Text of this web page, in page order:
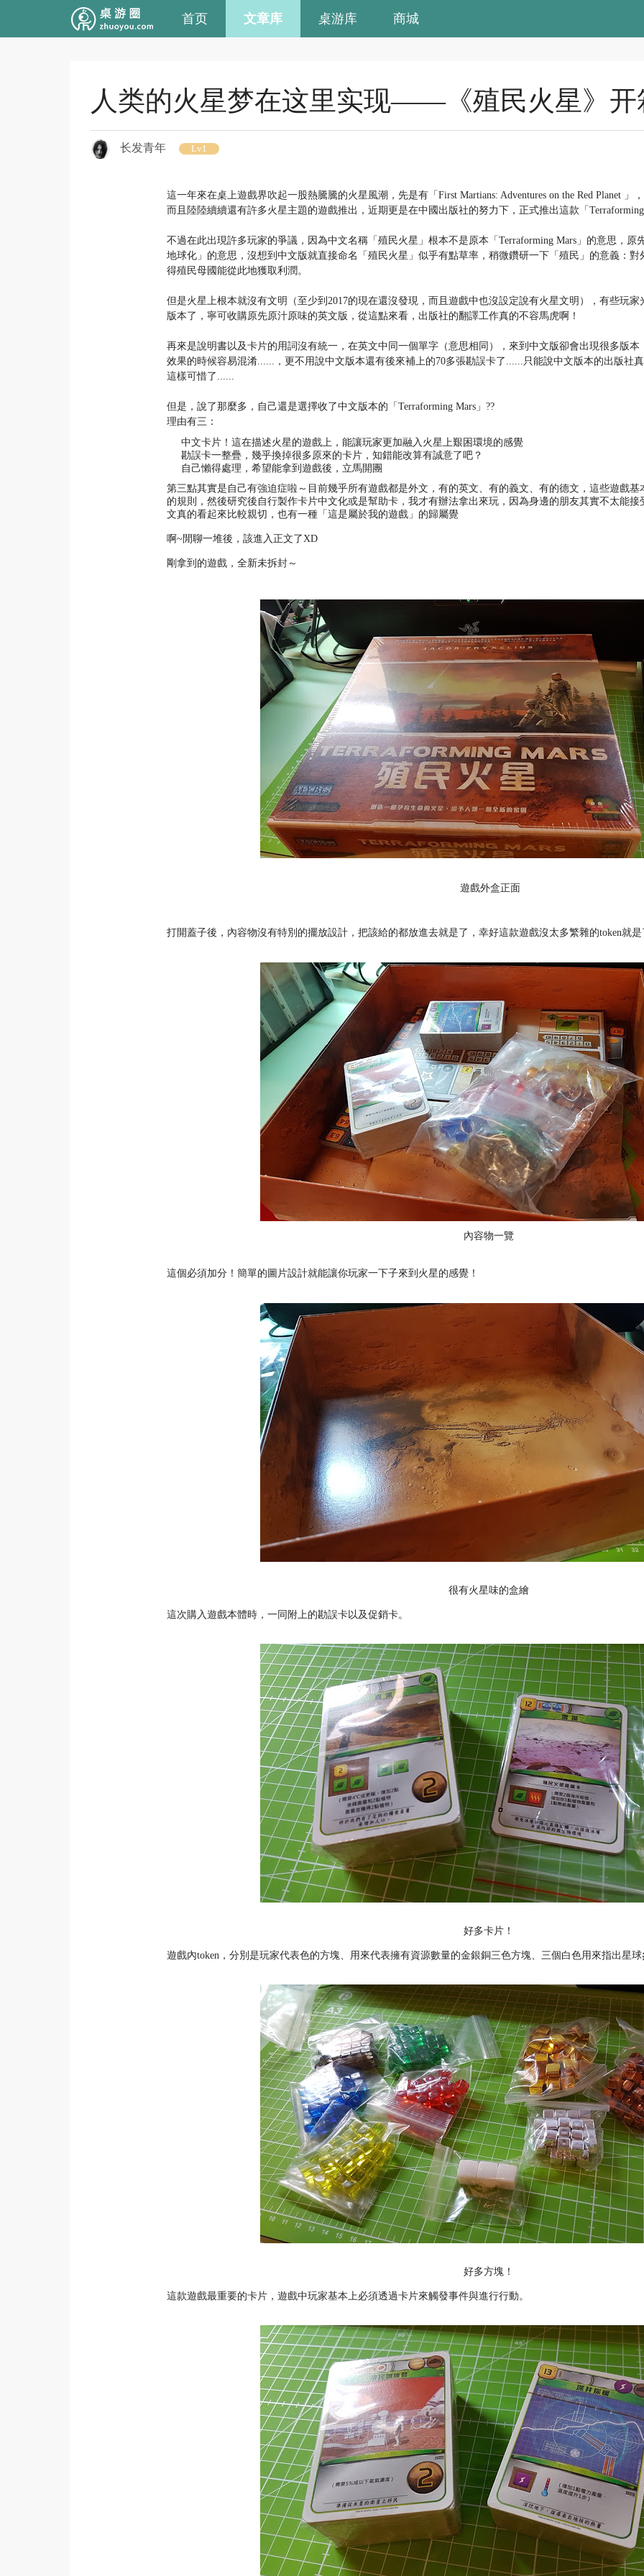
首页 文章库 桌游库 商城
人类的火星梦在这里实现——《殖民火星》开
长发青年 Lv1
這一年來在桌上遊戲界吹起一股熱騰騰的火星風潮，先是有「First Martians: Adventures on the Red Planet 」
而且陸陸續續還有許多火星主題的遊戲推出，近期更是在中國出版社的努力下，正式推出這款「
不過在此出現許多玩家的爭議，因為中文名稱「殖民火星」根本不是原本「Terraforming Mars」的意思，原
地球化」的意思，沒想到中文版就直接命名「殖民火星」似乎有點草率，稍微鑽研一下「殖民」的意義：
得殖民母國能從此地獲取利潤。
但是火星上根本就沒有文明（至少到2017的現在還沒發現，而且遊戲中也沒設定說有火星文明），有些玩
版本了，寧可收購原先原汁原味的英文版，從這點來看，出版社的翻譯工作真的不容馬虎啊！
再來是說明書以及卡片的用詞沒有統一，在英文中同一個單字（意思相同），來到中文版卻會出現很多版
效果的時候容易混淆......，更不用說中文版本還有後來補上的70多張勘誤卡了......只能說中文版本的出版社
這樣可惜了......
但是，說了那麼多，自己還是選擇收了中文版本的「Terraforming Mars」??
理由有三：
中文卡片！這在描述火星的遊戲上，能讓玩家更加融入火星上艱困環境的感覺
勘誤卡一整疊，幾乎換掉很多原來的卡片，知錯能改算有誠意了吧？
自己懶得處理，希望能拿到遊戲後，立馬開團
第三點其實是自己有強迫症啦～目前幾乎所有遊戲都是外文，有的英文、有的義文、有的德文，這些遊戲
的規則，然後研究後自行製作卡片中文化或是幫助卡，我才有辦法拿出來玩，因為身邊的朋友其實不太能
文真的看起來比較親切，也有一種「這是屬於我的遊戲」的歸屬覺
啊~閒聊一堆後，該進入正文了XD
剛拿到的遊戲，全新未拆封～
遊戲外盒正面
打開蓋子後，內容物沒有特別的擺放設計，把該給的都放進去就是了，幸好這款遊戲沒太多繁雜的token就
內容物一覽
這個必須加分！簡單的圖片設計就能讓你玩家一下子來到火星的感覺！
很有火星味的盒繪
這次購入遊戲本體時，一同附上的勘誤卡以及促銷卡。
好多卡片！
遊戲內token，分別是玩家代表色的方塊、用來代表擁有資源數量的金銀銅三色方塊、三個白色用來指出星
好多方塊！
這款遊戲最重要的卡片，遊戲中玩家基本上必須透過卡片來觸發事件與進行行動。